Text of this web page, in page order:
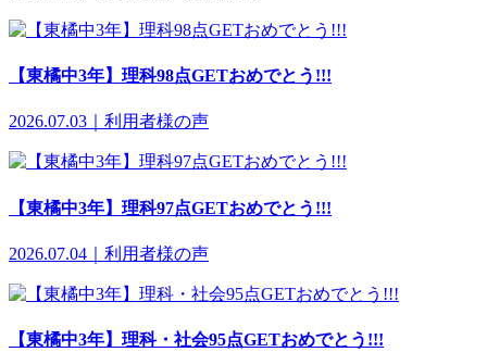
【東橘中3年】理科98点GETおめでとう!!!
2026.07.03｜利用者様の声
【東橘中3年】理科97点GETおめでとう!!!
2026.07.04｜利用者様の声
【東橘中3年】理科・社会95点GETおめでとう!!!